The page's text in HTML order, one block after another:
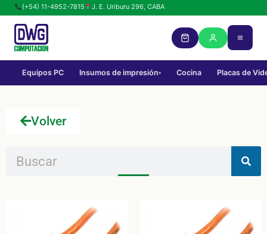
(+54) 11-4952-7815 J. E. Uriburu 296, CABA
Equipos PC Insumos de impresión▾ Cocina Placas de
Volver